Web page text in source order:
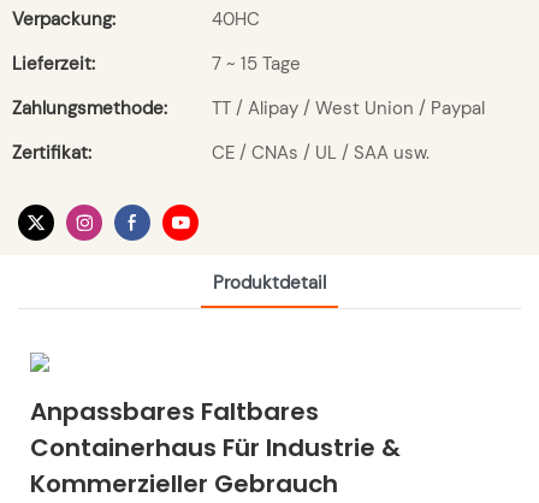
Verpackung:
40HC
Lieferzeit:
7 ~ 15 Tage
Zahlungsmethode:
TT / Alipay / West Union / Paypal
Zertifikat:
CE / CNAs / UL / SAA usw.
Produktdetail
Anpassbares Faltbares
Containerhaus Für Industrie &
Kommerzieller Gebrauch